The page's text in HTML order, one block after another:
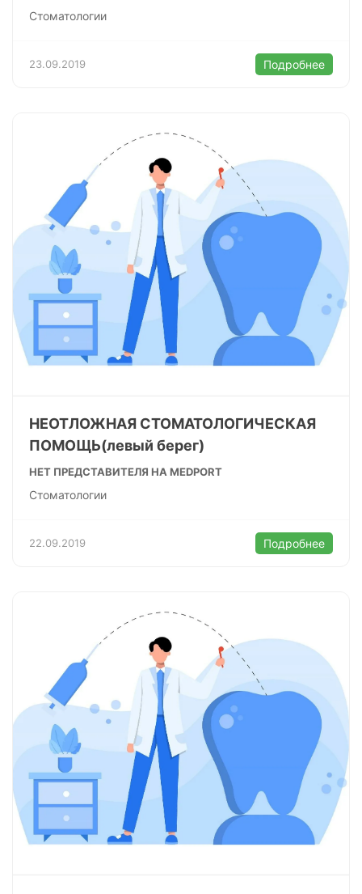
Стоматологии
23.09.2019 Подробнее
НЕОТЛОЖНАЯ СТОМАТОЛОГИЧЕСКАЯ
ПОМОЩЬ(левый берег)
НЕТ ПРЕДСТАВИТЕЛЯ НА MEDPORT
Стоматологии
22.09.2019 Подробнее